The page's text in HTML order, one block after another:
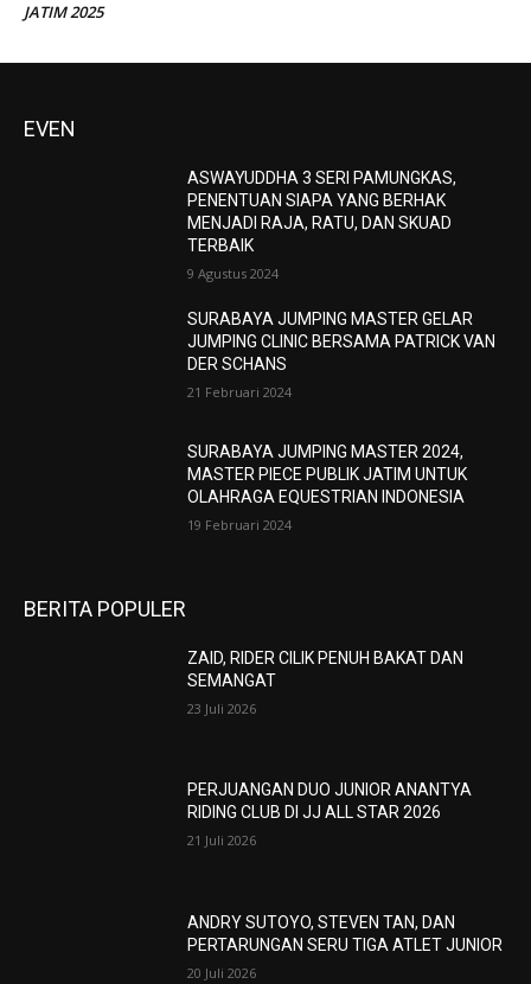
JATIM 2025
EVEN
ASWAYUDDHA 3 SERI PAMUNGKAS,
PENENTUAN SIAPA YANG BERHAK
MENJADI RAJA, RATU, DAN SKUAD
TERBAIK
9 Agustus 2024
SURABAYA JUMPING MASTER GELAR
JUMPING CLINIC BERSAMA PATRICK VAN
DER SCHANS
21 Februari 2024
SURABAYA JUMPING MASTER 2024,
MASTER PIECE PUBLIK JATIM UNTUK
OLAHRAGA EQUESTRIAN INDONESIA
19 Februari 2024
BERITA POPULER
ZAID, RIDER CILIK PENUH BAKAT DAN
SEMANGAT
23 Juli 2026
PERJUANGAN DUO JUNIOR ANANTYA
RIDING CLUB DI JJ ALL STAR 2026
21 Juli 2026
ANDRY SUTOYO, STEVEN TAN, DAN
PERTARUNGAN SERU TIGA ATLET JUNIOR
20 Juli 2026